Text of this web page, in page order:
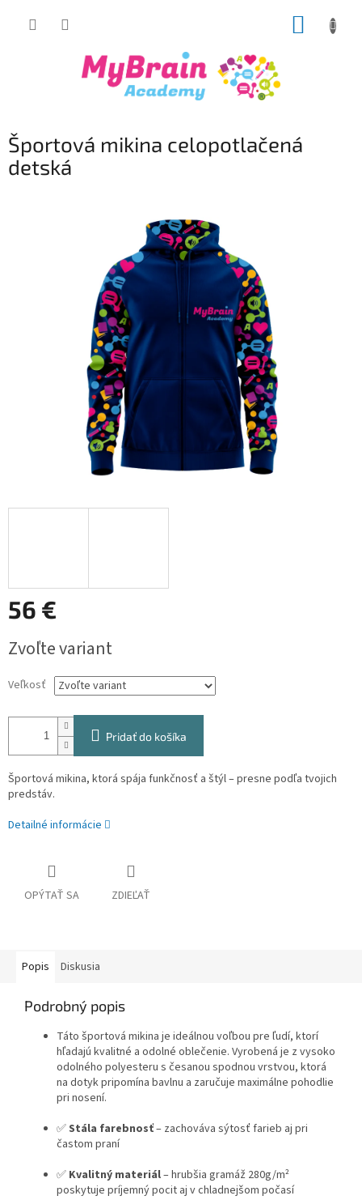
Športová mikina celopotlačená
detská
56 €
cena:
Zvoľte variant
Veľkosť
Pridať do košíka
Športová mikina, ktorá spája funkčnosť a štýl – presne podľa tvojich
predstáv.
Detailné informácie
OPÝTAŤ SA ZDIEĽAŤ
Popis Diskusia
Podrobný popis
Táto športová mikina je ideálnou voľbou pre ľudí, ktorí
hľadajú kvalitné a odolné oblečenie. Vyrobená je z vysoko
odolného polyesteru s česanou spodnou vrstvou, ktorá
na dotyk pripomína bavlnu a zaručuje maximálne pohodlie
pri nosení.
✅Stála farebnosť– zachováva sýtosť farieb aj pri
častom praní
✅ Kvalitný materiál– hrubšia gramáž 280g/m²
poskytuje príjemný pocit aj v chladnejšom počasí